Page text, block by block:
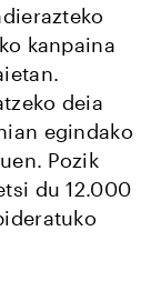
kanpaina
deia
egindako
Pozik
du 12.000